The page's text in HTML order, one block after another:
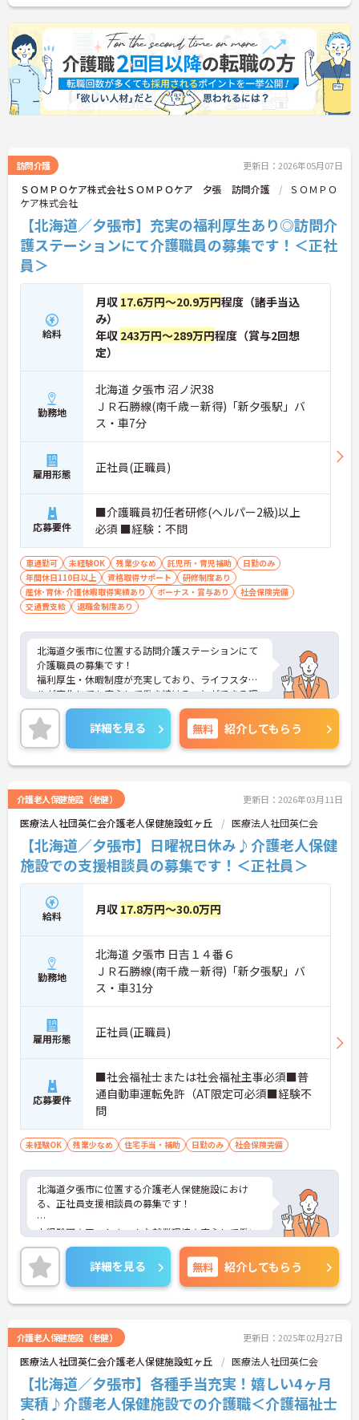
訪問介護 更新日：2026年05月07日
ＳＯＭＰＯケア株式会社ＳＯＭＰＯケア 夕張 訪問介護
ＳＯＭＰＯ
ケア株式会社
【北海道／夕張市】充実の福利厚生あり◎訪問介
護ステーションにて介護職員の募集です！＜正社
員＞
給料
月収 17.6万円～20.9万円程度（諸手当込
み）
年収 243万円～289万円程度（賞与2回想
定）
勤務地
北海道 夕張市 沼ノ沢38
ＪＲ石勝線(南千歳－新得)「新夕張駅」バ
ス・車7分
雇用形態 正社員(正職員)
応募要件
■介護職員初任者研修(ヘルパー2級)以上
必須 ■経験：不問
車通勤可 未経験OK 残業少なめ 託児所・育児補助
日勤のみ
年間休日110日以上
資格取得サポート
研修制度あり
産休･育休･介護休暇取得実績あり
ボーナス・賞与あり
社会保険完備
交通費支給
退職金制度あり
北海道夕張市に位置する訪問介護ステーションにて
介護職員の募集です！
福利厚生・休暇制度が充実しており、ライフスタイ
ルが変化しても安心して働き続けることができる環
境が整っています。
ご興味のある方には、面接対策ポイントなど、さら
に詳細をご案内しますのでお気軽にご相談くださ
い！
詳細を見る 無料 紹介してもらう
介護老人保健施設（老健） 更新日：2026年03月11日
医療法人社団英仁会介護老人保健施設虹ヶ丘 医療法人社団英仁会
【北海道／夕張市】日曜祝日休み♪介護老人保健
施設での支援相談員の募集です！＜正社員＞
給料 月収 17.8万円～30.0万円
勤務地
北海道 夕張市 日吉１４番６
ＪＲ石勝線(南千歳－新得)「新夕張駅」バ
ス・車31分
雇用形態 正社員(正職員)
応募要件
■社会福祉士または社会福祉主事必須■普
通自動車運転免許（AT限定可必須■経験不
問
未経験OK 残業少なめ 住宅手当・補助 日勤のみ 社会保険完備
北海道夕張市に位置する介護老人保健施設におけ
る、正社員支援相談員の募集です！
未経験可☆アットホームな就業環境☆安心して働い
ていただけます！
ご興味ある方には、面接対策ポイントなど、さらに
詳細をお話しいたしますのでお気軽にご相談くださ
い。
詳細を見る 無料 紹介してもらう
介護老人保健施設（老健） 更新日：2025年02月27日
医療法人社団英仁会介護老人保健施設虹ヶ丘 医療法人社団英仁会
【北海道／夕張市】各種手当充実！嬉しい4ヶ月
実積♪介護老人保健施設での介護職＜介護福祉士